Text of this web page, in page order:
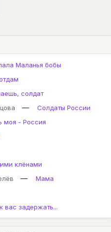
Маланья бобы
солдат
—
Солдаты России
моя - Россия
клёнами
—
Мама
вас задержать...